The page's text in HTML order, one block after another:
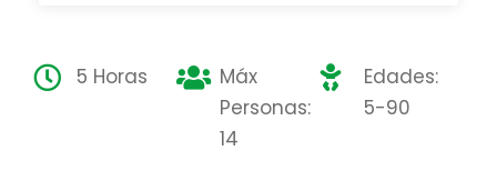
5 Horas
Máx
Personas:
14
Edades:
5-90